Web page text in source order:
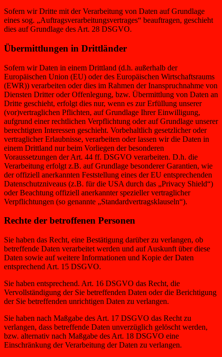
Sofern wir Dritte mit der Verarbeitung von Daten auf Grundlage
eines sog. „Auftragsverarbeitungsvertrages“ beauftragen, geschieht
dies auf Grundlage des Art. 28 DSGVO.
Übermittlungen in Drittländer
Sofern wir Daten in einem Drittland (d.h. außerhalb der
Europäischen Union (EU) oder des Europäischen Wirtschaftsraums
(EWR)) verarbeiten oder dies im Rahmen der Inanspruchnahme von
Diensten Dritter oder Offenlegung, bzw. Übermittlung von Daten an
Dritte geschieht, erfolgt dies nur, wenn es zur Erfüllung unserer
(vor)vertraglichen Pflichten, auf Grundlage Ihrer Einwilligung,
aufgrund einer rechtlichen Verpflichtung oder auf Grundlage unserer
berechtigten Interessen geschieht. Vorbehaltlich gesetzlicher oder
vertraglicher Erlaubnisse, verarbeiten oder lassen wir die Daten in
einem Drittland nur beim Vorliegen der besonderen
Voraussetzungen der Art. 44 ff. DSGVO verarbeiten. D.h. die
Verarbeitung erfolgt z.B. auf Grundlage besonderer Garantien, wie
der offiziell anerkannten Feststellung eines der EU entsprechenden
Datenschutzniveaus (z.B. für die USA durch das „Privacy Shield“)
oder Beachtung offiziell anerkannter spezieller vertraglicher
Verpflichtungen (so genannte „Standardvertragsklauseln“).
Rechte der betroffenen Personen
Sie haben das Recht, eine Bestätigung darüber zu verlangen, ob
betreffende Daten verarbeitet werden und auf Auskunft über diese
Daten sowie auf weitere Informationen und Kopie der Daten
entsprechend Art. 15 DSGVO.
Sie haben entsprechend. Art. 16 DSGVO das Recht, die
Vervollständigung der Sie betreffenden Daten oder die Berichtigung
der Sie betreffenden unrichtigen Daten zu verlangen.
Sie haben nach Maßgabe des Art. 17 DSGVO das Recht zu
verlangen, dass betreffende Daten unverzüglich gelöscht werden,
bzw. alternativ nach Maßgabe des Art. 18 DSGVO eine
Einschränkung der Verarbeitung der Daten zu verlangen.